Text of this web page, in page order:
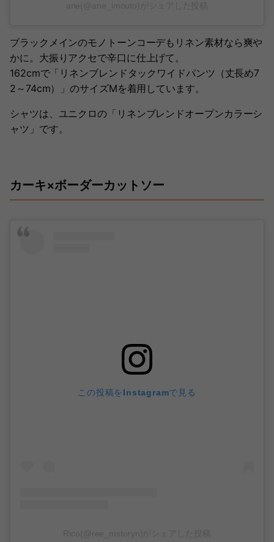
ブラックメインのモノトーンコーデもリネン素材なら爽や
かに。大振りアクセで辛口に仕上げて。
162cmで「リネンブレンドタックワイドパンツ（丈長め7
2～74cm）」のサイズMを着用しています。
シャツは、ユニクロの「リネンブレンドオープンカラーシ
ャツ」です。
カーキ×ボーダーカットソー
この投稿をInstagramで見る